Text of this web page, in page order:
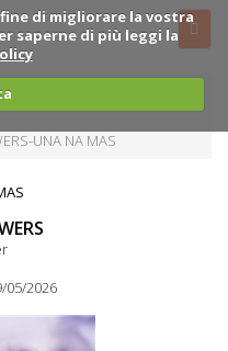
di migliorare la vostra
saperne di più leggi la
UNA NA MAS
05/2026